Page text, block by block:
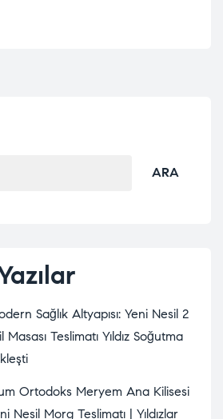
ARA
Sağlık Altyapısı: Yeni Nesil 2
Teslimatı Yıldız Soğutma
Ortodoks Meryem Ana Kilisesi
Nesil Morg Teslimatı | Yıldızlar